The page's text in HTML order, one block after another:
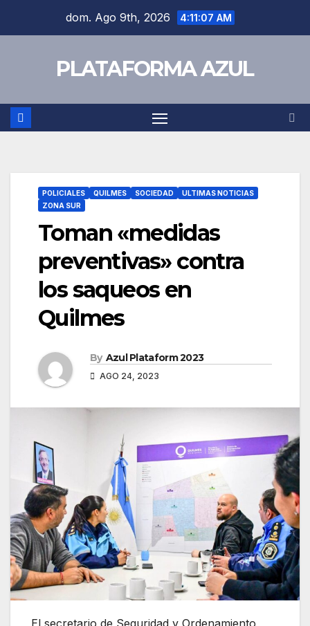
dom. Ago 9th, 2026 4:11:07 AM
PLATAFORMA AZUL
POLICIALES QUILMES SOCIEDAD
ULTIMAS NOTICIAS
ZONA SUR
Toman «medidas
preventivas» contra
los saqueos en
Quilmes
By Azul Plataform 2023
AGO 24, 2023
El secretario de Seguridad y Ordenamiento